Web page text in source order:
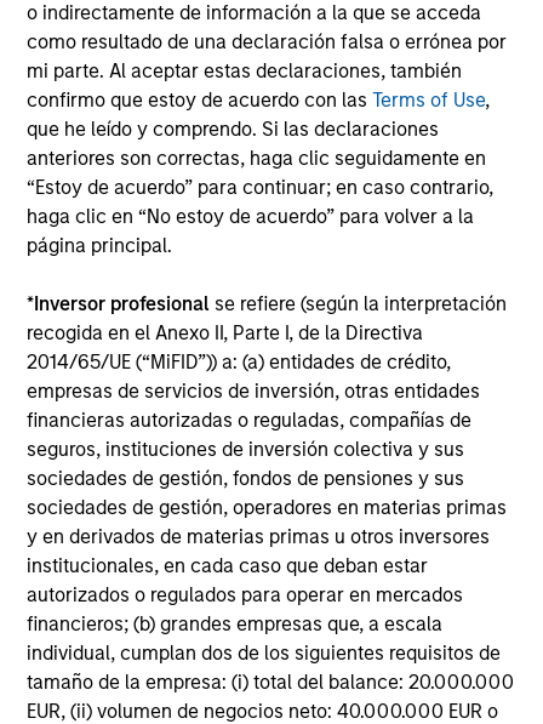
o indirectamente de información a la que se acceda
como resultado de una declaración falsa o errónea por
mi parte. Al aceptar estas declaraciones, también
confirmo que estoy de acuerdo con lasTerms of Use,
que he leído y comprendo. Si las declaraciones
anteriores son correctas, haga clic seguidamente en
“Estoy de acuerdo” para continuar; en caso contrario,
haga clic en “No estoy de acuerdo” para volver a la
página principal.
*Inversor profesional se refiere (según la interpretación
recogida en el Anexo II, Parte I, de la Directiva
2014/65/UE (“MiFID”)) a: (a) entidades de crédito,
empresas de servicios de inversión, otras entidades
financieras autorizadas o reguladas, compañías de
seguros, instituciones de inversión colectiva y sus
sociedades de gestión, fondos de pensiones y sus
sociedades de gestión, operadores en materias primas
y en derivados de materias primas u otros inversores
institucionales, en cada caso que deban estar
autorizados o regulados para operar en mercados
financieros; (b) grandes empresas que, a escala
individual, cumplan dos de los siguientes requisitos de
tamaño de la empresa: (i) total del balance: 20.000.000
EUR, (ii) volumen de negocios neto: 40.000.000 EUR o
Flexibility
From trade authorisation policy to customised reporting,
we consistently seek to meet our clients' unique needs.
The Customised Fixed Income Team manages portfolios
for corporations, insurance companies and other
Resources